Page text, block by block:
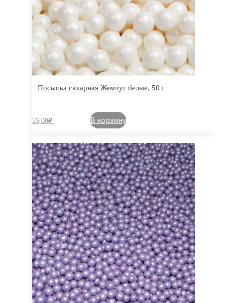
Посыпка сахарная Жемчуг белые, 50 г
55,00₽ В корзину